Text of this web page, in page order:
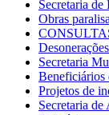
Secretaria
Obras
Secretaria
Beneficiários
Projetos de
Secretaria